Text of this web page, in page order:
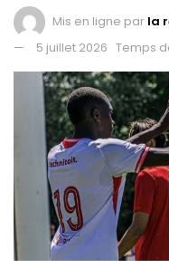
Mis en ligne par la
5 juillet 2026 Temps